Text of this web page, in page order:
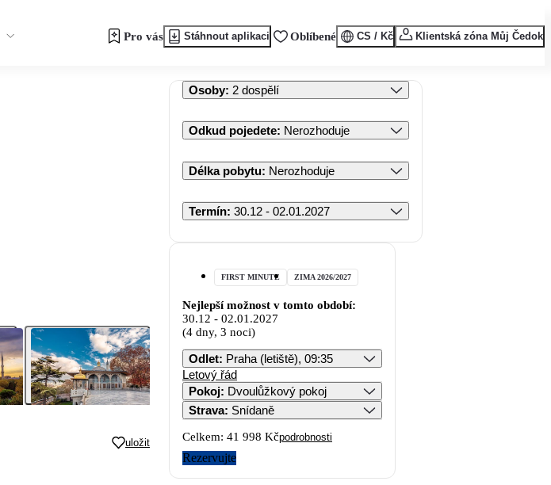
Pro vás Stáhnout aplikaci Oblíbené CS / Kč Klientská zóna Můj Čedok
uložit
Osoby: 2 dospělí
Odkud pojedete: Nerozhoduje
Délka pobytu: Nerozhoduje
Termín: 30.12 - 02.01.2027
FIRST MINUTE ZIMA 2026/2027
Nejlepší možnost v tomto období:
30.12 - 02.01.2027
(4 dny, 3 noci)
Odlet: Praha (letiště), 09:35
Letový řád
Pokoj: Dvoulůžkový pokoj
Strava: Snídaně
Celkem: 41 998 Kčpodrobnosti
Rezervujte